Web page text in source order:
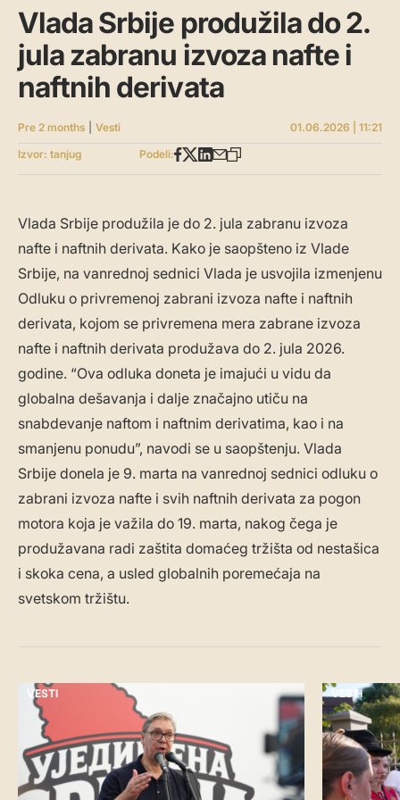
Vlada Srbije produžila do 2.
jula zabranu izvoza nafte i
naftnih derivata
Pre 2 months Vesti
01.06.2026 | 11:21
Izvor: tanjug
Podeli:
Vlada Srbije produžila je do 2. jula zabranu izvoza
nafte i naftnih derivata. Kako je saopšteno iz Vlade
Srbije, na vanrednoj sednici Vlada je usvojila izmenjenu
Odluku o privremenoj zabrani izvoza nafte i naftnih
derivata, kojom se privremena mera zabrane izvoza
nafte i naftnih derivata produžava do 2. jula 2026.
godine. “Ova odluka doneta je imajući u vidu da
globalna dešavanja i dalje značajno utiču na
snabdevanje naftom i naftnim derivatima, kao i na
smanjenu ponudu”, navodi se u saopštenju. Vlada
Srbije donela je 9. marta na vanrednoj sednici odluku o
zabrani izvoza nafte i svih naftnih derivata za pogon
motora koja je važila do 19. marta, nakog čega je
produžavana radi zaštita domaćeg tržišta od nestašica
i skoka cena, a usled globalnih poremećaja na
svetskom tržištu.
VESTI VESTI